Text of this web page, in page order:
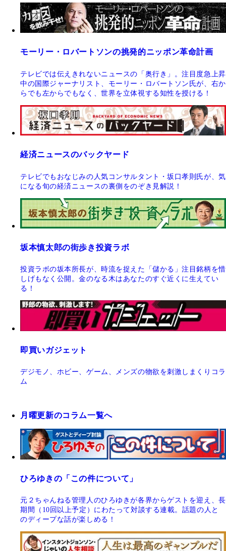
モーリー・ロバートソンの挑発的ニッポン革命計画
テレビでは伝えきれないニュースの「奥行き」。注目度急上昇
中の国際ジャーナリスト、モーリー・ロバートソン氏が、右か
らでも左からでもなく、世界を立体視する知性を授ける！
経済ニュースのバックヤード
テレビでもおなじみの人気コンサルタント・坂口孝則氏が、気
になる旬の経済ニュースの裏側をのぞき見解説！
坂本慎太郎の街歩き投資ラボ
投資ラボの坂本所長が、時流を捉えた「儲かる」注目銘柄を惜
しげもなく公開。金のなる木はあなたのすぐ近くに生えてい
る！
即買いガジェット
デジモノ、ホビー、ゲーム、メンズの物欲を刺激しまくりコラ
ム
月曜更新のコラム一覧へ
ひろゆきの「この件について」
元２ちゃんねる管理人のひろゆきが各界からゲストを迎え、長
期間（10回以上予定）にわたって対談する連載。話題の人と
のディープな話が楽しめる！